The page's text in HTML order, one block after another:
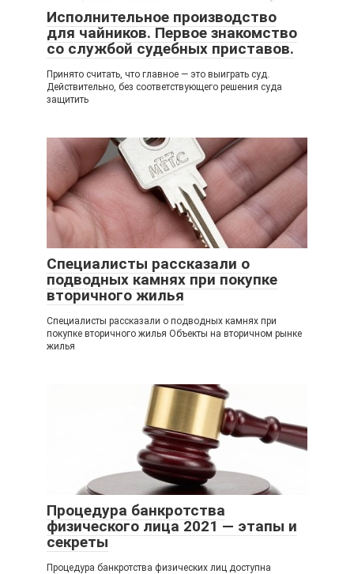
Исполнительное производство
для чайников. Первое знакомство
со службой судебных приставов.
Принято считать, что главное — это выиграть суд.
Действительно, без соответствующего решения суда
защитить
Специалисты рассказали о
подводных камнях при покупке
вторичного жилья
Специалисты рассказали о подводных камнях при
покупке вторичного жилья Объекты на вторичном рынке
жилья
Процедура банкротства
физического лица 2021 — этапы и
секреты
Процедура банкротства физических лиц доступна